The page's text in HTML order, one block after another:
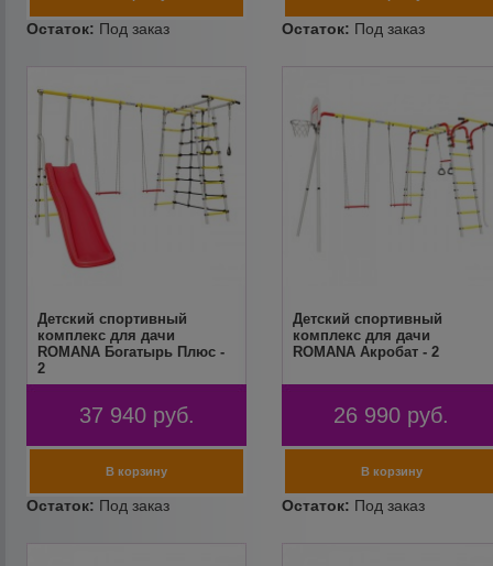
Детский спортивный
комплекс для дачи
ROMANA Богатырь Плюс -
2
37 940 руб.
Детский спортивный
комплекс для дачи
ROMANA Акробат - 2
26 990 руб.